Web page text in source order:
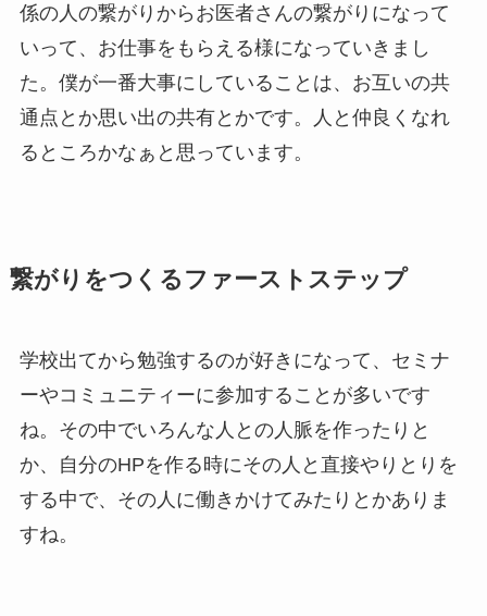
係の人の繋がりからお医者さんの繋がりになって
いって、お仕事をもらえる様になっていきまし
た。僕が一番大事にしていることは、お互いの共
通点とか思い出の共有とかです。人と仲良くなれ
るところかなぁと思っています。
繋がりをつくるファーストステップ
学校出てから勉強するのが好きになって、セミナ
ーやコミュニティーに参加することが多いです
ね。その中でいろんな人との人脈を作ったりと
か、自分のHPを作る時にその人と直接やりとりを
する中で、その人に働きかけてみたりとかありま
すね。